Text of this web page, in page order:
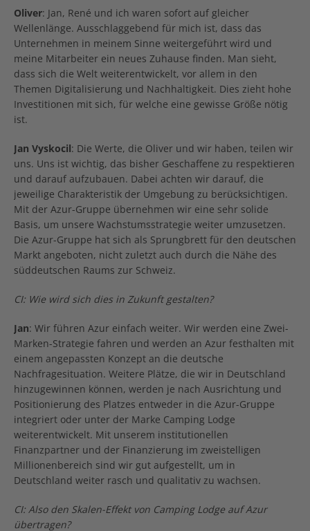
Oliver: Jan, René und ich waren sofort auf gleicher
Wellenlänge. Ausschlaggebend für mich ist, dass das
Unternehmen in meinem Sinne weitergeführt wird und
meine Mitarbeiter ein neues Zuhause finden. Man sieht,
dass sich die Welt weiterentwickelt, vor allem in den
Themen Digitalisierung und Nachhaltigkeit. Dies zieht hohe
Investitionen mit sich, für welche eine gewisse Größe nötig
ist.
Jan Vyskocil: Die Werte, die Oliver und wir haben, teilen wir
uns. Uns ist wichtig, das bisher Geschaffene zu respektieren
und darauf aufzubauen. Dabei achten wir darauf, die
jeweilige Charakteristik der Umgebung zu berücksichtigen.
Mit der Azur-Gruppe übernehmen wir eine sehr solide
Basis, um unsere Wachstumsstrategie weiter umzusetzen.
Die Azur-Gruppe hat sich als Sprungbrett für den deutschen
Markt angeboten, nicht zuletzt auch durch die Nähe des
süddeutschen Raums zur Schweiz.
CI: Wie wird sich dies in Zukunft gestalten?
Jan: Wir führen Azur einfach weiter. Wir werden eine Zwei-
Marken-Strategie fahren und werden an Azur festhalten mit
einem angepassten Konzept an die deutsche
Nachfragesituation. Weitere Plätze, die wir in Deutschland
hinzugewinnen können, werden je nach Ausrichtung und
Positionierung des Platzes entweder in die Azur-Gruppe
integriert oder unter der Marke Camping Lodge
weiterentwickelt. Mit unserem institutionellen
Finanzpartner und der Finanzierung im zweistelligen
Millionenbereich sind wir gut aufgestellt, um in
Deutschland weiter rasch und qualitativ zu wachsen.
CI: Also den Skalen-Effekt von Camping Lodge auf Azur
übertragen?